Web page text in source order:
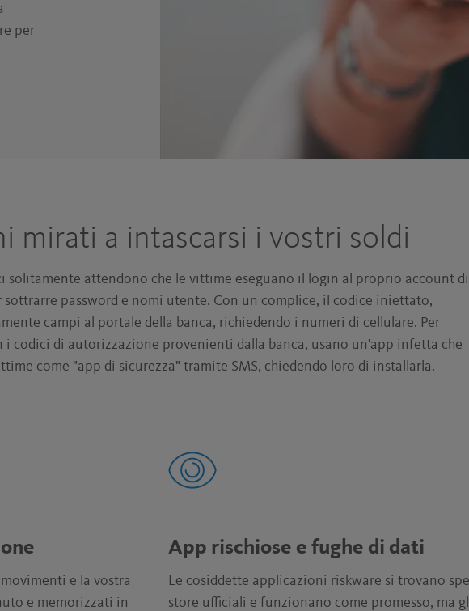
per
mirati a intascarsi i vostri soldi
solitamente attendono che le vittime eseguano il login al proprio account di
sottrarre password e nomi utente. Con un complice, il codice iniettato,
campi al portale della banca, richiedendo i numeri di cellulare. Per
i codici di autorizzazione provenienti dalla banca, usano un'app infetta che
come "app di sicurezza" tramite SMS, chiedendo loro di installarla.
e la vostra
e memorizzati in
App rischiose e fughe di dati
Le cosiddette applicazioni riskware si trovano
store ufficiali e funzionano come promesso, ma